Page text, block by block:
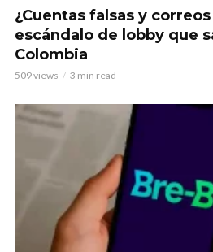
¿Cuentas falsas y
escándalo de lobby que
Colombia
509 views 3 min read